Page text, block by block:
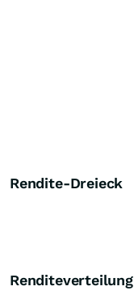
Rendite-Dreieck
Renditeverteilung